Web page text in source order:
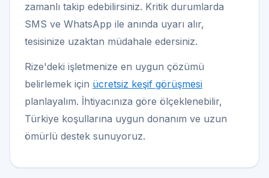
zamanlı takip edebilirsiniz. Kritik durumlarda
SMS ve WhatsApp ile anında uyarı alır,
tesisinize uzaktan müdahale edersiniz.
Rize'deki işletmenize en uygun çözümü
belirlemek için ücretsiz keşif görüşmesi
planlayalım. İhtiyacınıza göre ölçeklenebilir,
Türkiye koşullarına uygun donanım ve uzun
ömürlü destek sunuyoruz.